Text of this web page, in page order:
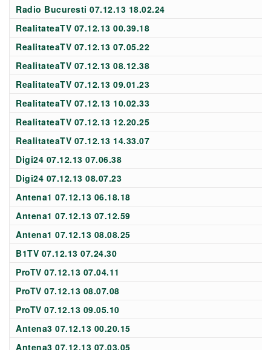
Radio Bucuresti 07.12.13 18.02.24
RealitateaTV 07.12.13 00.39.18
RealitateaTV 07.12.13 07.05.22
RealitateaTV 07.12.13 08.12.38
RealitateaTV 07.12.13 09.01.23
RealitateaTV 07.12.13 10.02.33
RealitateaTV 07.12.13 12.20.25
RealitateaTV 07.12.13 14.33.07
Digi24 07.12.13 07.06.38
Digi24 07.12.13 08.07.23
Antena1 07.12.13 06.18.18
Antena1 07.12.13 07.12.59
Antena1 07.12.13 08.08.25
B1TV 07.12.13 07.24.30
ProTV 07.12.13 07.04.11
ProTV 07.12.13 08.07.08
ProTV 07.12.13 09.05.10
Antena3 07.12.13 00.20.15
Antena3 07.12.13 07.03.05